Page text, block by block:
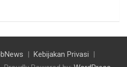
Kebijakan Privasi